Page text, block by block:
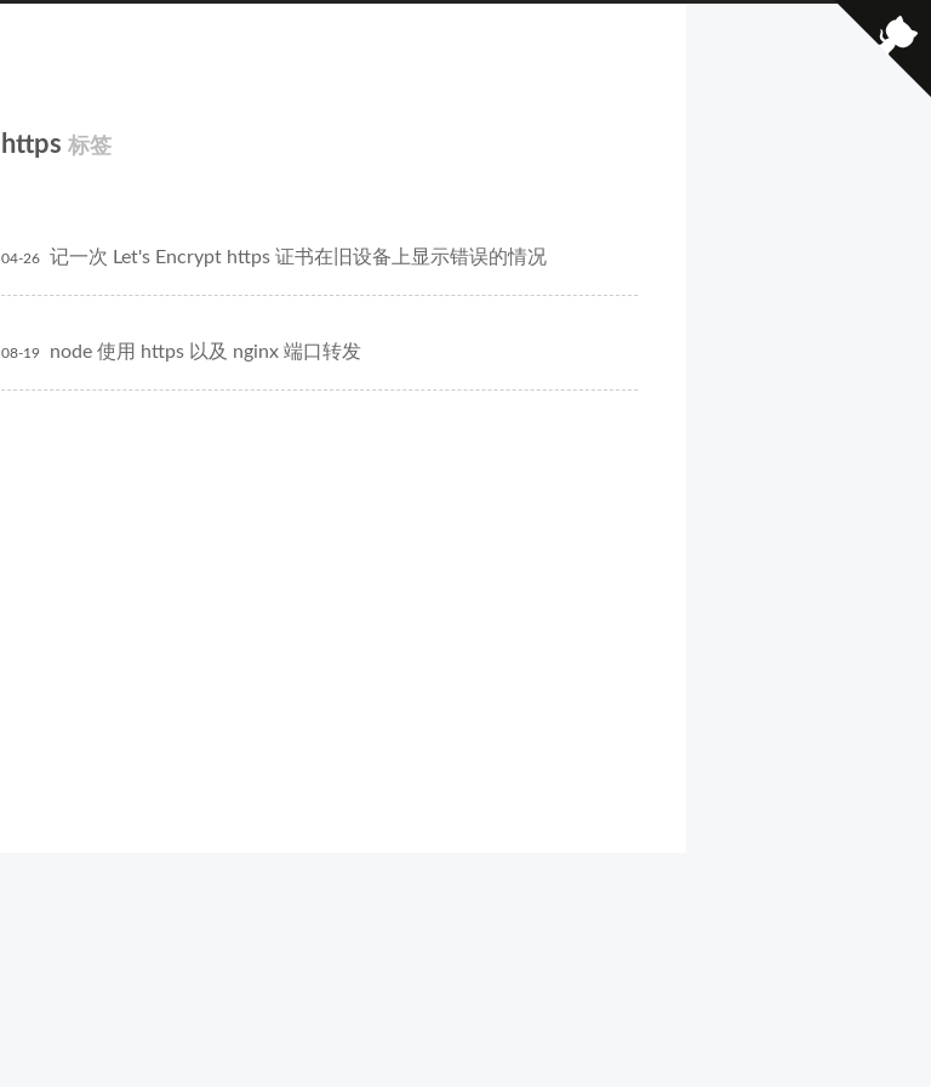
https 标签
记一次 Let's Encrypt https 证书在旧设备上显示错误的情况
04-26
node 使用 https 以及 nginx 端口转发
08-19